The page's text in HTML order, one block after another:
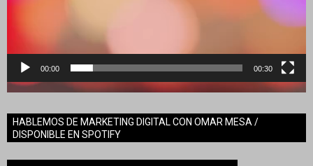
00:00 00:30
HABLEMOS DE MARKETING DIGITAL CON OMAR MESA /
DISPONIBLE EN SPOTIFY